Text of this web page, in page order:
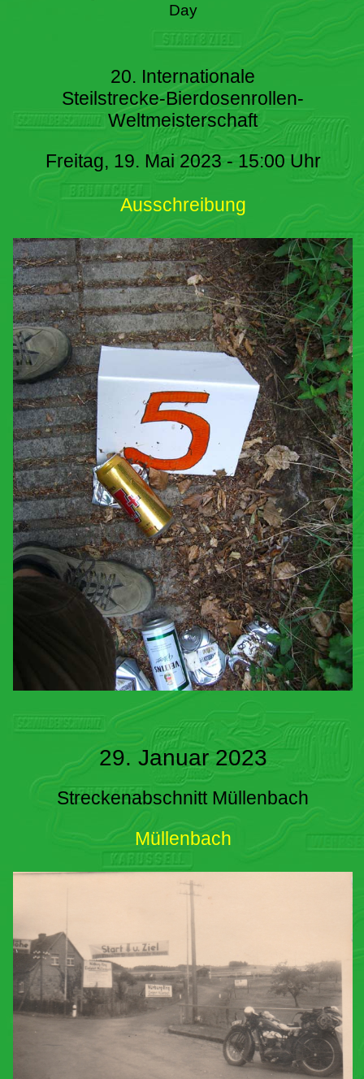
Day
20. Internationale
Steilstrecke-Bierdosenrollen-
Weltmeisterschaft
Freitag, 19. Mai 2023 - 15:00 Uhr
Ausschreibung
29. Januar 2023
Streckenabschnitt Müllenbach
Müllenbach